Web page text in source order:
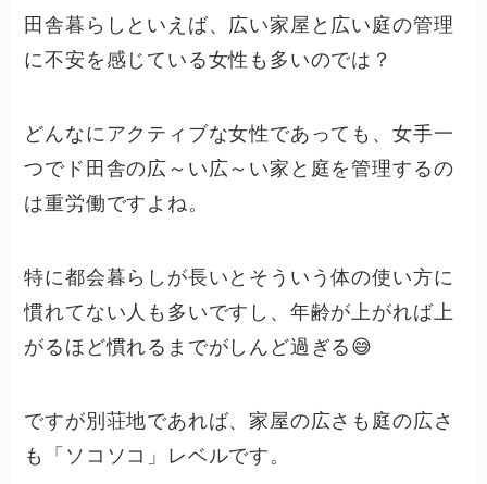
田舎暮らしといえば、広い家屋と広い庭の管理
に不安を感じている女性も多いのでは？
どんなにアクティブな女性であっても、女手一
つでド田舎の広～い広～い家と庭を管理するの
は重労働ですよね。
特に都会暮らしが長いとそういう体の使い方に
慣れてない人も多いですし、年齢が上がれば上
がるほど慣れるまでがしんど過ぎる😅
ですが別荘地であれば、家屋の広さも庭の広さ
も「ソコソコ」レベルです。